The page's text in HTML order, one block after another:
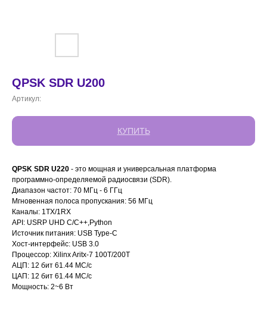
QPSK SDR U200
Артикул:
КУПИТЬ
QPSK SDR U220 - это мощная и универсальная платформа
программно-определяемой радиосвязи (SDR).
Диапазон частот: 70 МГц - 6 ГГц
Мгновенная полоса пропускания: 56 МГц
Каналы: 1TX/1RX
API: USRP UHD С/C++,Python
Источник питания: USB Type-C
Хост-интерфейс: USB 3.0
Процессор: Xilinx Aritx-7 100T/200T
АЦП: 12 бит 61.44 МС/с
ЦАП: 12 бит 61.44 МС/с
Мощность: 2~6 Вт